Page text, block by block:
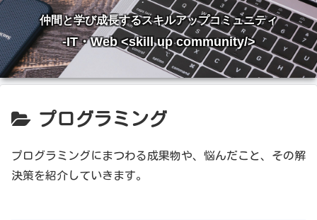
仲間と学び成長するスキルアップコミュニティ
-IT・Web <skill up community/>
プログラミング
プログラミングにまつわる成果物や、悩んだこと、その解
決策を紹介していきます。